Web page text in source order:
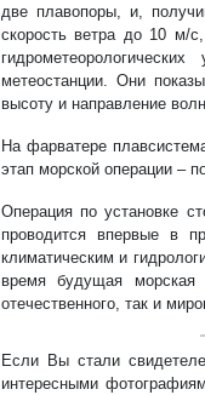
две плавопоры, и,
скорость ветра до 10 м/
метеостанции. Они
высоту и направление
На фарватере
этап морской операции –
Операция по установке
проводится впервые в
климатическим и
время будущая морская
отечественного, так и
Если Вы стали
интересными